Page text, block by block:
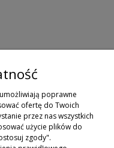
ZAPISZ SIĘ
poprawne
ofertę do Twoich
przez nas wszystkich
użycie plików do
zgody".